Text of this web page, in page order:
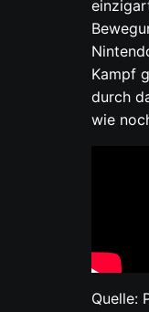
Kampf
durch
wie
Quelle: